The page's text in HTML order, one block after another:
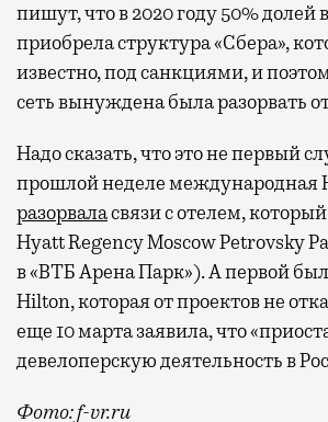
пишут, что в 2020 году 50% долей
приобрела структура «Сбера»,
известно, под санкциями, и
сеть вынуждена была разорвать
Надо сказать, что это не первый
прошлой неделе международная
разорваласвязи с отелем,
Hyatt Regency Moscow Petrovsky
в «ВТБ Арена Парк»). А первой
Hilton, которая от проектов не
еще 10 марта заявила, что
девелоперскую деятельность в
Фото: f-vr.ru